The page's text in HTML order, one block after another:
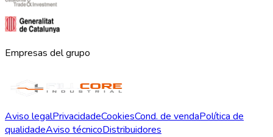
Empresas del grupo
Aviso legalPrivacidadeCookiesCond. de vendaPolítica de
qualidadeAviso técnicoDistribuidores